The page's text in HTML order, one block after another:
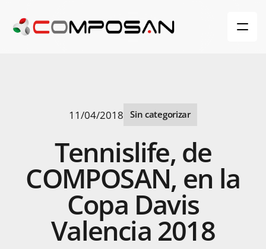
11/04/2018 Sin categorizar
Tennislife, de
COMPOSAN, en la
Copa Davis
Valencia 2018